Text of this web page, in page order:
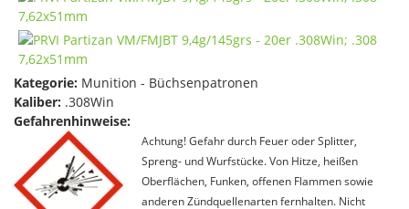
Kategorie: Munition - Büchsenpatronen
Kaliber: .308Win
Gefahrenhinweise:
Achtung! Gefahr durch Feuer oder Splitter,
Spreng- und Wurfstücke. Von Hitze, heißen
Oberflächen, Funken, offenen Flammen sowie
anderen Zündquellenarten fernhalten. Nicht